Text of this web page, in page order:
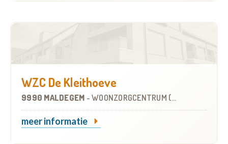
WZC De Kleithoeve
9990 MALDEGEM - WOONZORGCENTRUM (WZC)
meer informatie